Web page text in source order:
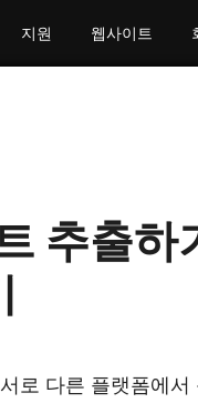
지원 웹사이트
추출하
다른 플랫폼에서